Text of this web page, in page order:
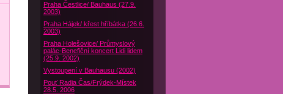
Praha Čestlice/ Bauhaus (27.9.
2003)
Praha Hájek/ křest hříbátka (26.6.
2003)
Praha Holešovice/ Průmyslový
palác-Benefiční koncert Lidi lidem
(25.9. 2002)
Vystoupení v Bauhausu (2002)
Pouť Radia Čas/Frýdek-Místek
28.5. 2006